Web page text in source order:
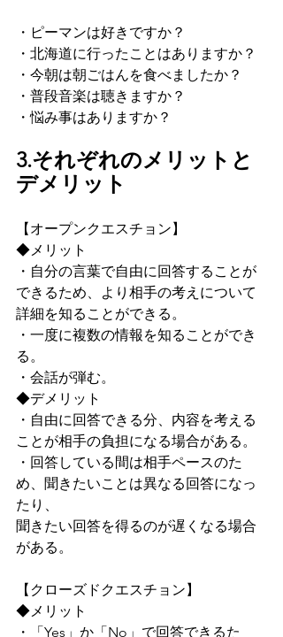
・ピーマンは好きですか？
・北海道に行ったことはありますか？
・今朝は朝ごはんを食べましたか？
・普段音楽は聴きますか？
・悩み事はありますか？
3.それぞれのメリットと
デメリット
【オープンクエスチョン】
◆メリット
・自分の言葉で自由に回答することが
できるため、より相手の考えについて
詳細を知ることができる。
・一度に複数の情報を知ることができ
る。
・会話が弾む。
◆デメリット
・自由に回答できる分、内容を考える
ことが相手の負担になる場合がある。
・回答している間は相手ペースのた
め、聞きたいことは異なる回答になっ
たり、
聞きたい回答を得るのが遅くなる場合
がある。
【クローズドクエスチョン】
◆メリット
・「Yes」か「No」で回答できるた